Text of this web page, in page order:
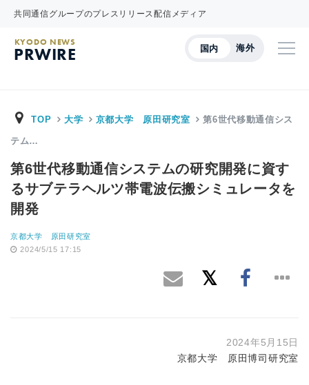
共同通信グループのプレスリリース配信メディア
国内 海外
KYODO NEWS
PRWIRE
TOP 大学 京都大学 原田研究室 第6世代移動通信シス
テム…
第6世代移動通信システムの研究開発に資す
るサブテラヘルツ帯電波伝搬シミュレータを
開発
京都大学 原田研究室
2024/5/15 17:15
2024年5月15日
京都大学 原田博司研究室